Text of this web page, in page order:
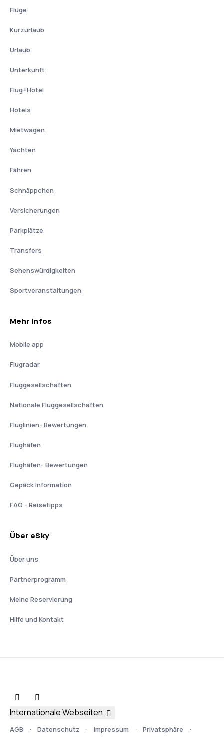
Flüge
Kurzurlaub
Urlaub
Unterkunft
Flug+Hotel
Hotels
Mietwagen
Yachten
Fähren
Schnäppchen
Versicherungen
Parkplätze
Transfers
Sehenswürdigkeiten
Sportveranstaltungen
Mehr Infos
Mobile app
Flugradar
Fluggesellschaften
Nationale Fluggesellschaften
Fluglinien- Bewertungen
Flughäfen
Flughäfen- Bewertungen
Gepäck Information
FAQ - Reisetipps
Über eSky
Über uns
Partnerprogramm
Meine Reservierung
Hilfe und Kontakt
AGB Datenschutz Impressum Privatsphäre
Internationale Webseiten